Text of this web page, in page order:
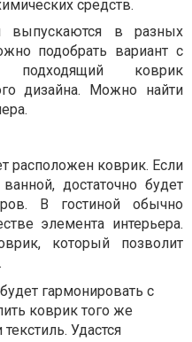
средств.
выпускаются в разных
подобрать вариант с
подходящий коврик
дизайна. Можно найти
расположен коврик. Если
достаточно будет
В гостиной обычно
элемента интерьера.
который позволит
гармонировать с
коврик того же
Удастся